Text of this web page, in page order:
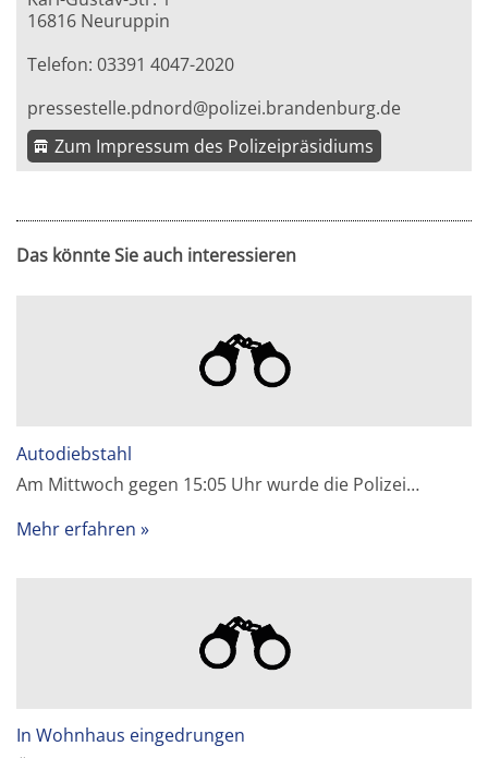
16816 Neuruppin
Telefon: 03391 4047-2020
pressestelle.pdnord@polizei.brandenburg.de
Zum Impressum des Polizeipräsidiums
Das könnte Sie auch interessieren
Autodiebstahl
Am Mittwoch gegen 15:05 Uhr wurde die Polizei…
Mehr erfahren
In Wohnhaus eingedrungen